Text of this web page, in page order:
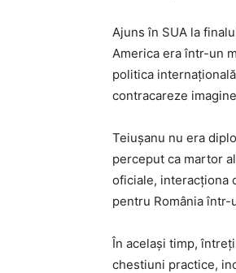
Ajuns în SUA la
America era într-un
politica
contracareze
Teiușanu nu era
perceput ca martor
oficiale, interacționa
pentru România într-
În același timp,
chestiuni practice,